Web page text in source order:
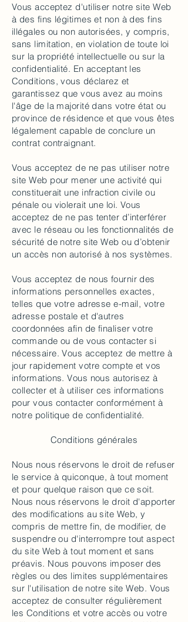
Vous acceptez d'utiliser notre site Web
à des fins légitimes et non à des fins
illégales ou non autorisées, y compris,
sans limitation, en violation de toute loi
sur la propriété intellectuelle ou sur la
confidentialité. En acceptant les
Conditions, vous déclarez et
garantissez que vous avez au moins
l'âge de la majorité dans votre état ou
province de résidence et que vous êtes
légalement capable de conclure un
contrat contraignant.
Vous acceptez de ne pas utiliser notre
site Web pour mener une activité qui
constituerait une infraction civile ou
pénale ou violerait une loi. Vous
acceptez de ne pas tenter d’interférer
avec le réseau ou les fonctionnalités de
sécurité de notre site Web ou d’obtenir
un accès non autorisé à nos systèmes.
Vous acceptez de nous fournir des
informations personnelles exactes,
telles que votre adresse e-mail, votre
adresse postale et d'autres
coordonnées afin de finaliser votre
commande ou de vous contacter si
nécessaire. Vous acceptez de mettre à
jour rapidement votre compte et vos
informations. Vous nous autorisez à
collecter et à utiliser ces informations
pour vous contacter conformément à
notre politique de confidentialité.
Conditions générales
Nous nous réservons le droit de refuser
le service à quiconque, à tout moment
et pour quelque raison que ce soit.
Nous nous réservons le droit d'apporter
des modifications au site Web, y
compris de mettre fin, de modifier, de
suspendre ou d'interrompre tout aspect
du site Web à tout moment et sans
préavis. Nous pouvons imposer des
règles ou des limites supplémentaires
sur l'utilisation de notre site Web. Vous
acceptez de consulter régulièrement
les Conditions et votre accès ou votre